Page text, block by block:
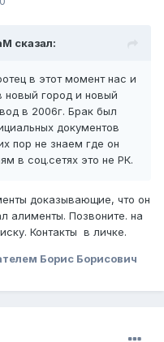
Но раз он проявился
он владеет на
сказал:
в этот момент нас и
новый город и новый
в 2006г. Брак был
документов
пор не знаем где он
в соц.сетях это не РК.
доказывающие, что он
алименты. Позвоните. на
Контакты в личке.
Борис Борисович